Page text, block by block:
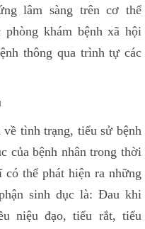
lâm sàng trên cơ thể
khám bệnh xã hội
thông qua trình tự các
tình trạng, tiểu sử bệnh
của bệnh nhân trong thời
thể phát hiện ra những
sinh dục là: Đau khi
niệu đạo, tiểu rắt, tiểu